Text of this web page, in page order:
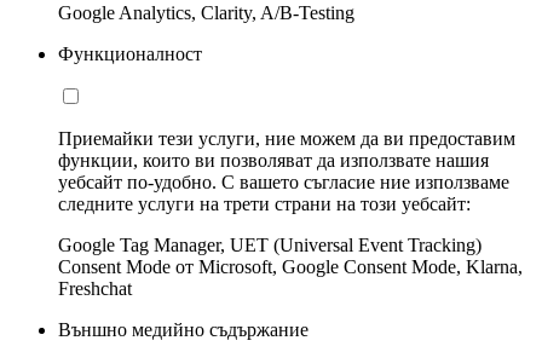
Google Analytics, Clarity, A/B-Testing
Функционалност
Приемайки тези услуги, ние можем да ви предоставим
функции, които ви позволяват да използвате нашия
уебсайт по-удобно. С вашето съгласие ние използваме
следните услуги на трети страни на този уебсайт:
Google Tag Manager, UET (Universal Event Tracking)
Consent Mode от Microsoft, Google Consent Mode, Klarna,
Freshchat
Външно медийно съдържание